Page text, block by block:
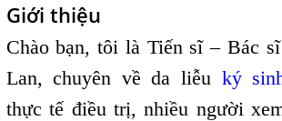
Giới thiệu
Chào bạn, tôi là Tiến sĩ – Bác
Lan, chuyên về da liễu ký
thực tế điều trị, nhiều người